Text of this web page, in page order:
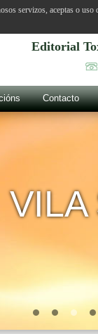
Editorial
Contacto
servizos, aceptas o uso